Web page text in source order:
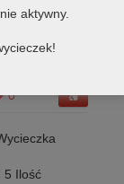
Alpy
0
5 Ilość
aktywny.